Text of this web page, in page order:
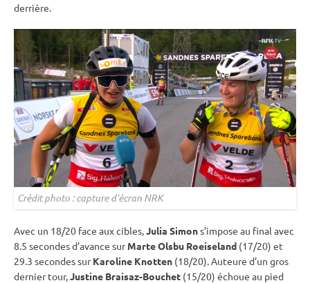
derrière.
Crédit photo : capture d’écran NRK
Avec un 18/20 face aux cibles,Julia Simons’impose au final avec
8.5 secondes d’avance surMarte Olsbu Roeiseland (17/20) et
29.3 secondes surKaroline Knotten (18/20). Auteure d’un gros
dernier tour,Justine Braisaz-Bouchet (15/20) échoue au pied